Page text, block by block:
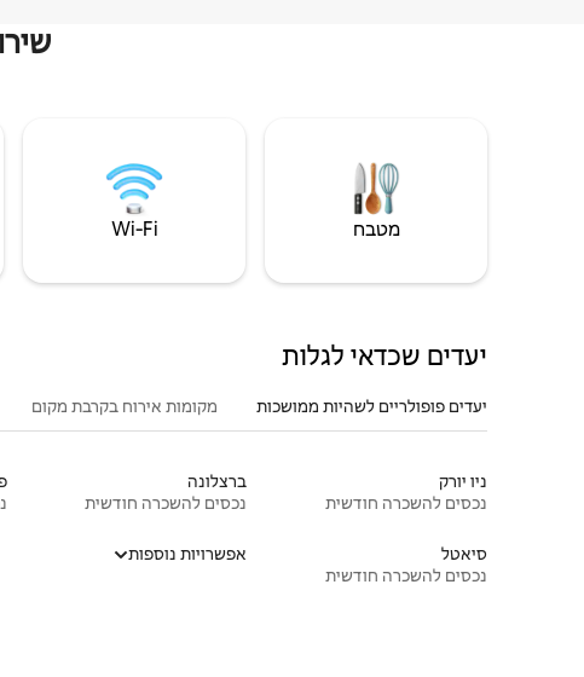
מטבח Wi‑Fi
יעדים שכדאי לגלות
יעדים פופולריים לשהיות ממושכות מקומות אירוח בקרבת מקום
ניו יורק
נכסים להשכרה חודשית
ברצלונה
נכסים להשכרה חודשית
סיאטל
נכסים להשכרה חודשית
אפשרויות נוספות